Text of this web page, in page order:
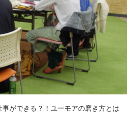
ができる？！ユーモアの磨き方とは